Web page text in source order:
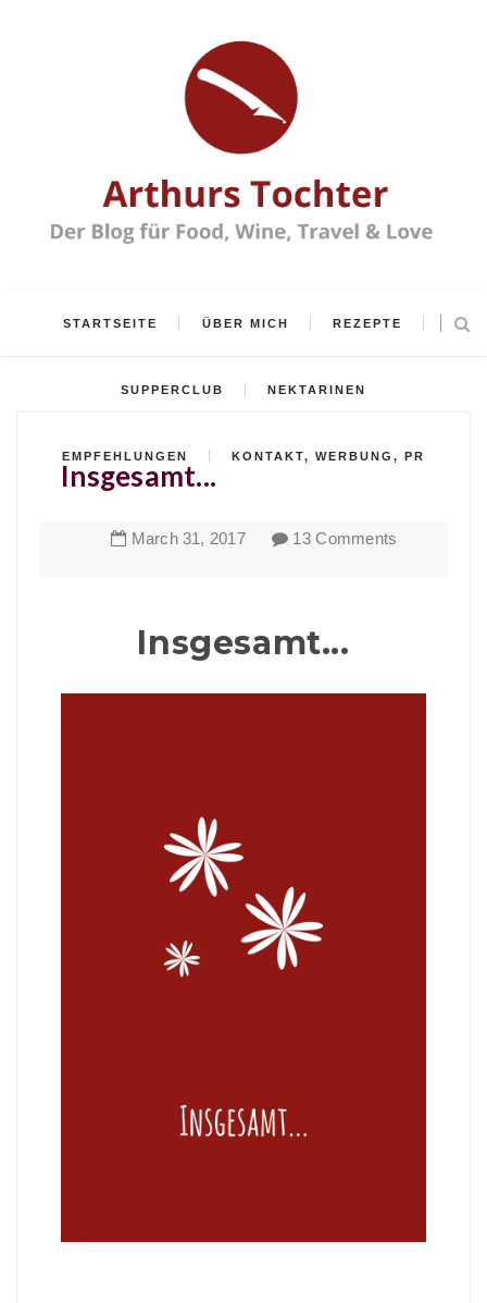
STARTSEITE ÜBER MICH REZEPTE
SUPPERCLUB NEKTARINEN
EMPFEHLUNGEN KONTAKT, WERBUNG, PR
Insgesamt...
March 31, 2017 13 Comments
Insgesamt...